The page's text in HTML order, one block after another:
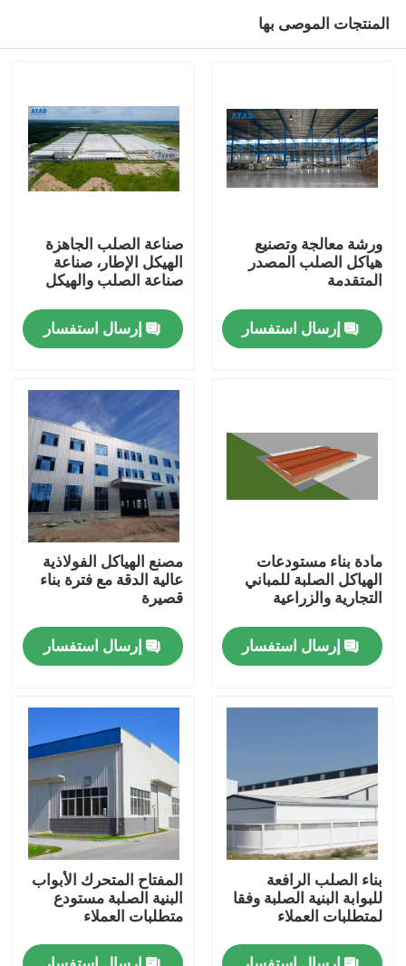
منتجات
أشرطة فيديو
معلومات عنا
جولة في المعمل
اطلب اقتباس
مستودع الهيكل الصلب
ورشة الهياكل الفولاذية
هيكل فولاذي خفيف الوزن
المنتجات الموصى بها
ورشة معالجة وتصنيع
هياكل الصلب المصدر
المتقدمة
إرسال استفسار
صناعة الصلب الجاهزة
الهيكل الإطار، صناعة
صناعة الصلب والهيكل
إرسال استفسار
مادة بناء مستودعات
الهياكل الصلبة للمباني
التجارية والزراعية
إرسال استفسار
مصنع الهياكل الفولاذية
عالية الدقة مع فترة بناء
قصيرة
إرسال استفسار
بناء الصلب الرافعة
للبوابة البنية الصلبة وفقا
لمتطلبات العملاء
المفتاح المتحرك الأبواب
البنية الصلبة مستودع
متطلبات العملاء